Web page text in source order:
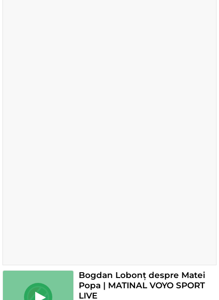
Bogdan Lobonț despre Matei
Popa | MATINAL VOYO SPORT
LIVE